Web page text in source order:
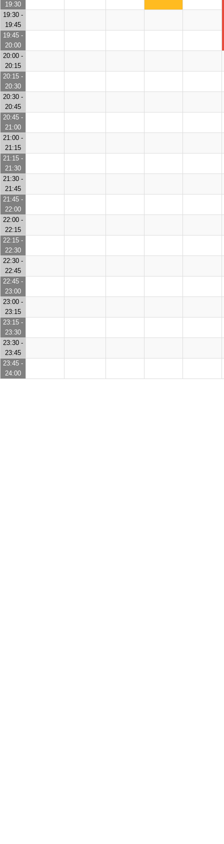
19:30
19:30 -
19:45
19:45 -
20:00
20:00 -
20:15
20:15 -
20:30
20:30 -
20:45
20:45 -
21:00
21:00 -
21:15
21:15 -
21:30
21:30 -
21:45
21:45 -
22:00
22:00 -
22:15
22:15 -
22:30
22:30 -
22:45
22:45 -
23:00
23:00 -
23:15
23:15 -
23:30
23:30 -
23:45
23:45 -
24:00